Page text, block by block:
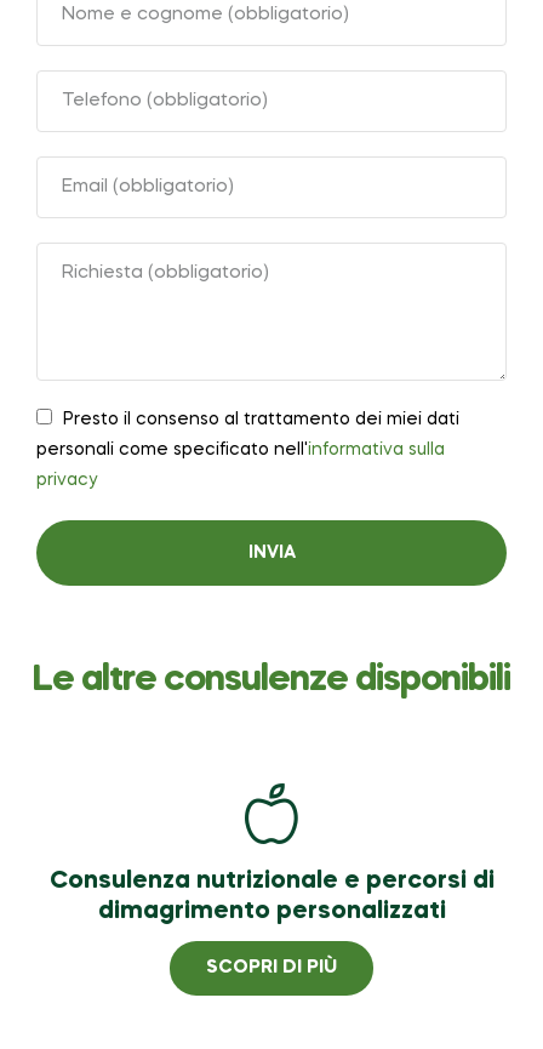
Presto il consenso al trattamento dei miei dati
personali come specificato nell'informativa sulla
privacy
INVIA
Le altre consulenze disponibili
Consulenza nutrizionale e percorsi di
dimagrimento personalizzati
SCOPRI DI PIÙ